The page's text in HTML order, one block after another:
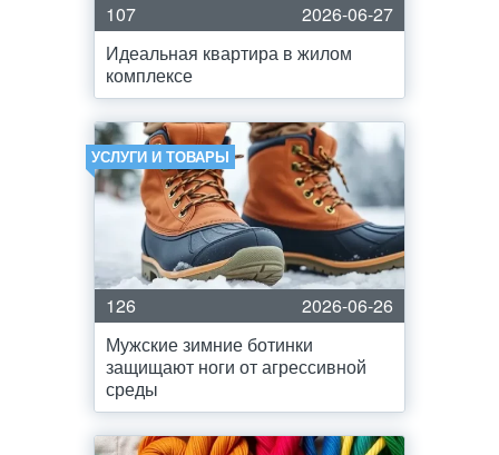
107
2026-06-27
Идеальная квартира в жилом
комплексе
УСЛУГИ И ТОВАРЫ
126
2026-06-26
Мужские зимние ботинки
защищают ноги от агрессивной
среды